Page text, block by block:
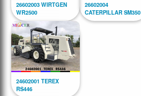
26602003 WIRTGEN
WR2500
26602004
CATERPILLAR SM350
24602001 TEREX
RS446